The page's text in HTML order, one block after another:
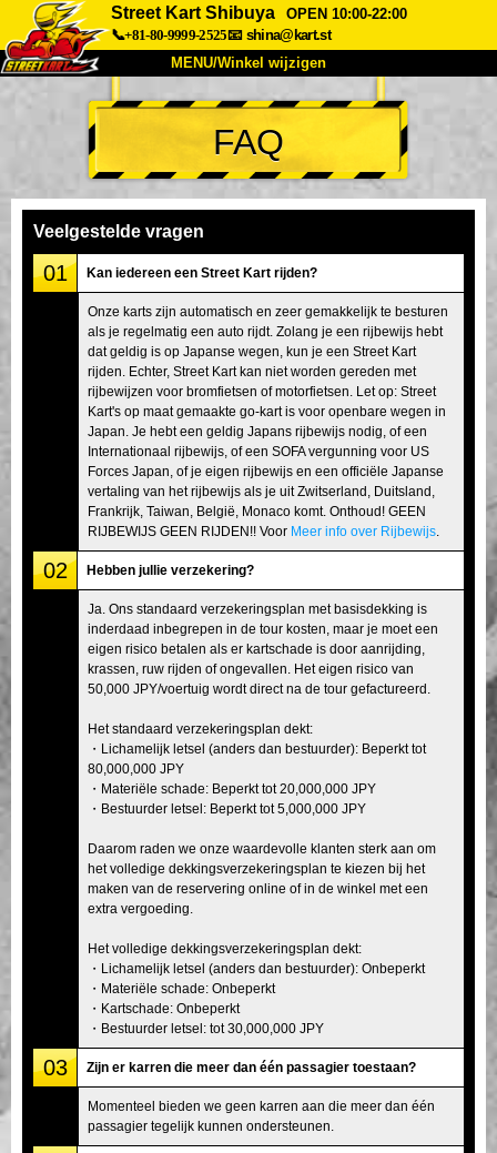
Street Kart Shibuya
OPEN 10:00-22:00
📞+81-80-9999-2525📧 shina@kart.st
MENU/Winkel wijzigen
TOP
Over Specificaties Prijzen
Bedrijf
Tokyo Shinagawa Tokyo Akihabara#1
Tokyo Akihabara#2 Tokyo Shibuya
Tokyo Shibuya Annex Tokyo Bay
Tokyo Asakusa Osaka
Okinawa
FAQ
Veelgestelde vragen
01 Kan iedereen een Street Kart rijden?
Onze karts zijn automatisch en zeer gemakkelijk te besturen
als je regelmatig een auto rijdt. Zolang je een rijbewijs hebt
dat geldig is op Japanse wegen, kun je een Street Kart
rijden. Echter, Street Kart kan niet worden gereden met
rijbewijzen voor bromfietsen of motorfietsen. Let op: Street
Kart's op maat gemaakte go-kart is voor openbare wegen in
Japan. Je hebt een geldig Japans rijbewijs nodig, of een
Internationaal rijbewijs, of een SOFA vergunning voor US
Forces Japan, of je eigen rijbewijs en een officiële Japanse
vertaling van het rijbewijs als je uit Zwitserland, Duitsland,
Frankrijk, Taiwan, België, Monaco komt. Onthoud! GEEN
RIJBEWIJS GEEN RIJDEN!! Voor Meer info over Rijbewijs
02 Hebben jullie verzekering?
Ja. Ons standaard verzekeringsplan met basisdekking is
inderdaad inbegrepen in de tour kosten, maar je moet een
eigen risico betalen als er kartschade is door aanrijding,
krassen, ruw rijden of ongevallen. Het eigen risico van
50,000 JPY/voertuig wordt direct na de tour gefactureerd.
Het standaard verzekeringsplan dekt:
・Lichamelijk letsel (anders dan bestuurder): Beperkt tot
80,000,000 JPY
・Materiële schade: Beperkt tot 20,000,000 JPY
・Bestuurder letsel: Beperkt tot 5,000,000 JPY
Daarom raden we onze waardevolle klanten sterk aan om
het volledige dekkingsverzekeringsplan te kiezen bij het
maken van de reservering online of in de winkel met een
extra vergoeding.
Het volledige dekkingsverzekeringsplan dekt:
・Lichamelijk letsel (anders dan bestuurder): Onbeperkt
・Materiële schade: Onbeperkt
・Kartschade: Onbeperkt
・Bestuurder letsel: tot 30,000,000 JPY
03 Zijn er karren die meer dan één passagier toestaan?
Momenteel bieden we geen karren aan die meer dan één
passagier tegelijk kunnen ondersteunen.